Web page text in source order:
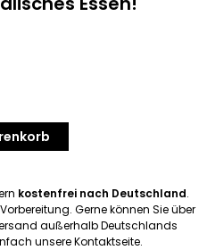
kostenfrei nach Deutschland.
Gerne können Sie über
außerhalb Deutschlands
unsere Kontaktseite.